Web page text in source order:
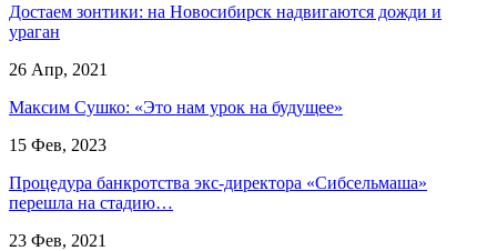
Достаем зонтики: на Новосибирск надвигаются дожди и
ураган
26 Апр, 2021
Максим Сушко: «Это нам урок на будущее»
15 Фев, 2023
Процедура банкротства экс-директора «Сибсельмаша»
перешла на стадию…
23 Фев, 2021